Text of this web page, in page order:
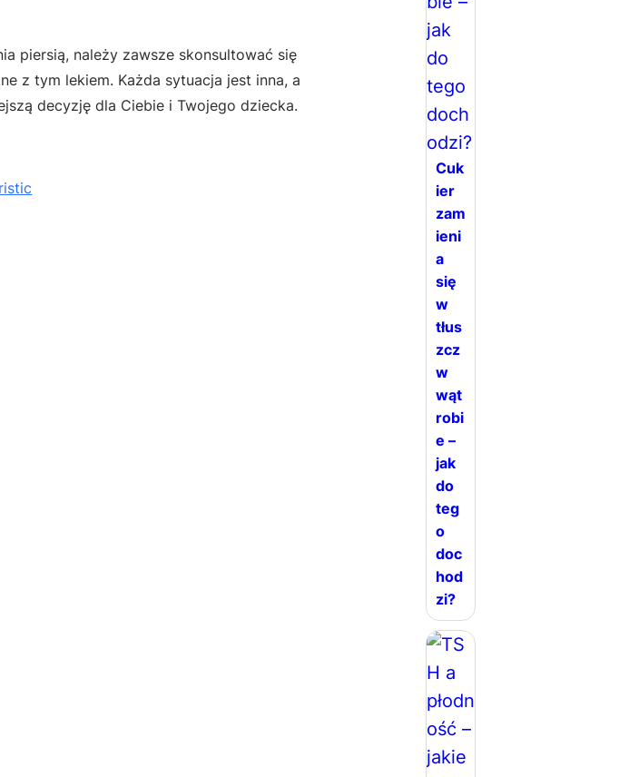
piersią, należy zawsze skonsultować się
z tym lekiem. Każda sytuacja jest inna, a
decyzję dla Ciebie i Twojego dziecka.
Cuk
ier
zam
ieni
a
się
w
tłus
zcz
w
wąt
robi
e –
jak
do
teg
o
doc
hod
zi?